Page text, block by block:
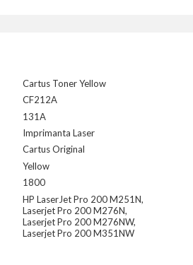
Cartus Toner Yellow
CF212A
131A
Imprimanta Laser
Cartus Original
Yellow
1800
HP LaserJet Pro 200 M251N,
Laserjet Pro 200 M276N,
Laserjet Pro 200 M276NW,
Laserjet Pro 200 M351NW